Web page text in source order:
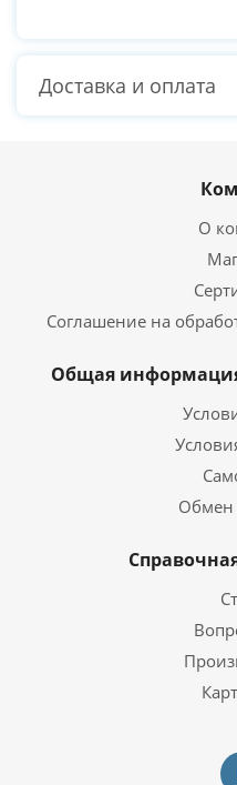
Доставка и оплата
О
Соглашение на
Общая
Обмен